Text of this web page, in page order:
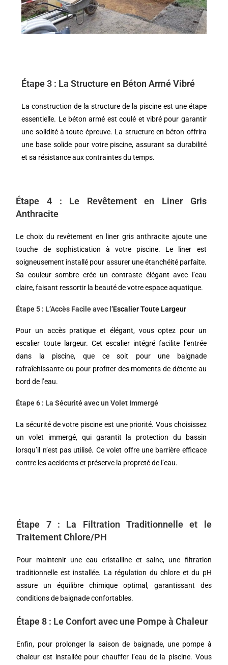
Étape 3 : La Structure en Béton Armé Vibré
La construction de la structure de la piscine est une étape
essentielle. Le béton armé est coulé et vibré pour garantir
une solidité à toute épreuve. La structure en béton offrira
une base solide pour votre piscine, assurant sa durabilité
et sa résistance aux contraintes du temps.
Étape 4 : Le Revêtement en Liner Gris
Anthracite
Le choix du revêtement en liner gris anthracite ajoute une
touche de sophistication à votre piscine. Le liner est
soigneusement installé pour assurer une étanchéité parfaite.
Sa couleur sombre crée un contraste élégant avec l’eau
claire, faisant ressortir la beauté de votre espace aquatique.
Étape 5 : L’Accès Facile avec l’Escalier Toute Largeur
Pour un accès pratique et élégant, vous optez pour un
escalier toute largeur. Cet escalier intégré facilite l’entrée
dans la piscine, que ce soit pour une baignade
rafraîchissante ou pour profiter des moments de détente au
bord de l’eau.
Étape 6 : La Sécurité avec un Volet Immergé
La sécurité de votre piscine est une priorité. Vous choisissez
un volet immergé, qui garantit la protection du bassin
lorsqu’il n’est pas utilisé. Ce volet offre une barrière efficace
contre les accidents et préserve la propreté de l’eau.
Étape 7 : La Filtration Traditionnelle et le
Traitement Chlore/PH
Pour maintenir une eau cristalline et saine, une filtration
traditionnelle est installée. La régulation du chlore et du pH
assure un équilibre chimique optimal, garantissant des
conditions de baignade confortables.
Étape 8 : Le Confort avec une Pompe à Chaleur
Enfin, pour prolonger la saison de baignade, une pompe à
chaleur est installée pour chauffer l’eau de la piscine. Vous